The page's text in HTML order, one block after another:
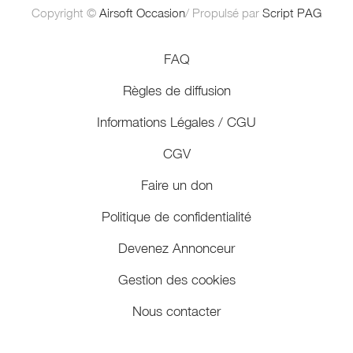
Copyright © Airsoft Occasion/ Propulsé par Script PAG
FAQ
Règles de diffusion
Informations Légales / CGU
CGV
Faire un don
Politique de confidentialité
Devenez Annonceur
Gestion des cookies
Nous contacter